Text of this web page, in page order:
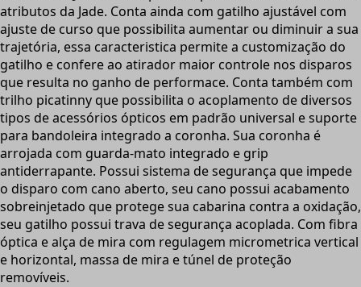
atributos da Jade. Conta ainda com gatilho ajustável com
ajuste de curso que possibilita aumentar ou diminuir a sua
trajetória, essa caracteristica permite a customização do
gatilho e confere ao atirador maior controle nos disparos
que resulta no ganho de performace. Conta também com
trilho picatinny que possibilita o acoplamento de diversos
tipos de acessórios ópticos em padrão universal e suporte
para bandoleira integrado a coronha. Sua coronha é
arrojada com guarda-mato integrado e grip
antiderrapante. Possui sistema de segurança que impede
o disparo com cano aberto, seu cano possui acabamento
sobreinjetado que protege sua cabarina contra a oxidação,
seu gatilho possui trava de segurança acoplada. Com fibra
óptica e alça de mira com regulagem micrometrica vertical
e horizontal, massa de mira e túnel de proteção
removíveis.